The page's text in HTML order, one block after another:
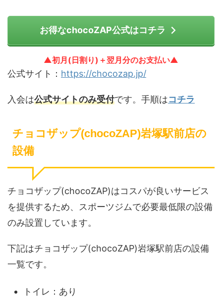
お得なchocoZAP公式はコチラ
▲初月(日割り)＋翌月分のお支払い▲
公式サイト： https://chocozap.jp/
入会は公式サイトのみ受付です。手順はコチラ
チョコザップ(chocoZAP)岩塚駅前店の
設備
チョコザップ(chocoZAP)はコスパが良いサービス
を提供するため、スポーツジムで必要最低限の設備
のみ設置しています。
下記はチョコザップ(chocoZAP)岩塚駅前店の設備
一覧です。
トイレ：あり